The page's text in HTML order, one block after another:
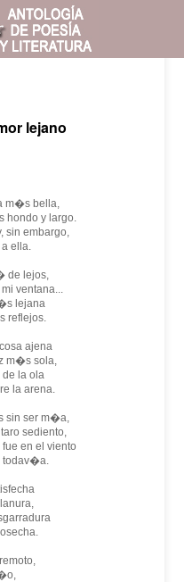
lejano
m�s bella,
hondo y largo.
sin embargo,
ella.
de lejos,
ventana...
lejana
reflejos.
ajena
m�s sola,
la ola
la arena.
sin ser m�a,
sediento,
en el viento
todav�a.